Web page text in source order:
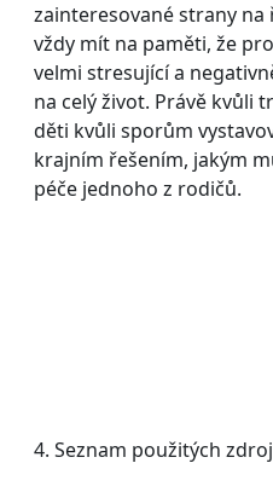
zainteresované strany na
vždy mít na paměti, že
velmi stresující a
na celý život. Právě kvůli
děti kvůli sporům
krajním řešením, jakým
péče jednoho z rodičů.
4. Seznam použitých